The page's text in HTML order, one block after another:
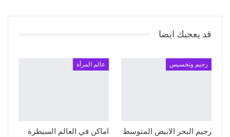
قد يعجبك ايضا
رجيم وتخسيس
رجيم البحر الابيض المتوسط
عالم المرأة
اماكن في العالم السيطرة